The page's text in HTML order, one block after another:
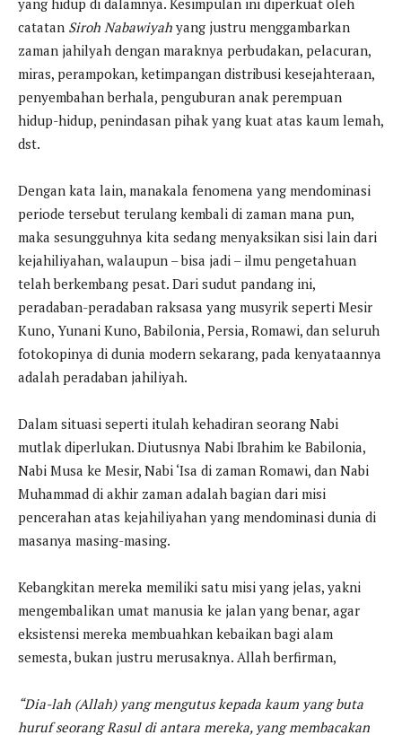
yang hidup di dalamnya. Kesimpulan ini diperkuat oleh
catatan Siroh Nabawiyah yang justru menggambarkan
zaman jahilyah dengan maraknya perbudakan, pelacuran,
miras, perampokan, ketimpangan distribusi kesejahteraan,
penyembahan berhala, penguburan anak perempuan
hidup-hidup, penindasan pihak yang kuat atas kaum lemah,
dst.
Dengan kata lain, manakala fenomena yang mendominasi
periode tersebut terulang kembali di zaman mana pun,
maka sesungguhnya kita sedang menyaksikan sisi lain dari
kejahiliyahan, walaupun – bisa jadi – ilmu pengetahuan
telah berkembang pesat. Dari sudut pandang ini,
peradaban-peradaban raksasa yang musyrik seperti Mesir
Kuno, Yunani Kuno, Babilonia, Persia, Romawi, dan seluruh
fotokopinya di dunia modern sekarang, pada kenyataannya
adalah peradaban jahiliyah.
Dalam situasi seperti itulah kehadiran seorang Nabi
mutlak diperlukan. Diutusnya Nabi Ibrahim ke Babilonia,
Nabi Musa ke Mesir, Nabi ‘Isa di zaman Romawi, dan Nabi
Muhammad di akhir zaman adalah bagian dari misi
pencerahan atas kejahiliyahan yang mendominasi dunia di
masanya masing-masing.
Kebangkitan mereka memiliki satu misi yang jelas, yakni
mengembalikan umat manusia ke jalan yang benar, agar
eksistensi mereka membuahkan kebaikan bagi alam
semesta, bukan justru merusaknya. Allah berfirman,
“Dia-lah (Allah) yang mengutus kepada kaum yang buta
huruf seorang Rasul di antara mereka, yang membacakan